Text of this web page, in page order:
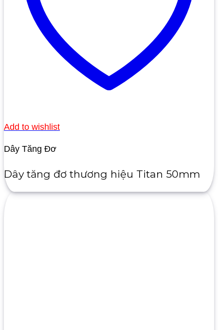
Add to wishlist
Dây Tăng Đơ
Dây tăng đơ thương hiệu Titan 50mm